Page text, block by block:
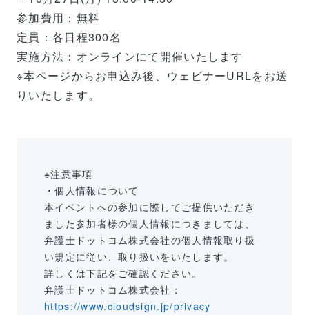
参加費用：無料
定員：各日程300名
実施方法：オンラインにて開催いたします
※本ページからお申込み後、ウェビナーURLをお送
りいたします。
※注意事項
・個人情報について
本イベントへの参加に際してご提供いただき
ました参加者様の個人情報につきましては、
弁護士ドットコム株式会社の個人情報取り扱
い規定に従い、取り扱いをいたします。
詳しくは下記をご確認ください。
弁護士ドットコム株式会社：
https://www.cloudsign.jp/privacy